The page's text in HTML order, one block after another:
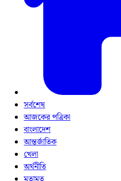
সর্বশেষ
আজকের পত্রিকা
বাংলাদেশ
আন্তর্জাতিক
খেলা
অর্থনীতি